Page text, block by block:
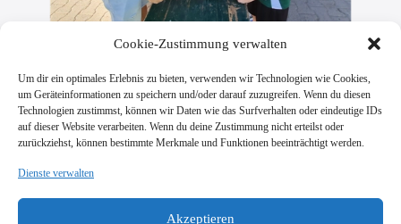
Cookie-Zustimmung verwalten
Um dir ein optimales Erlebnis zu bieten, verwenden wir Technologien wie Cookies,
um Geräteinformationen zu speichern und/oder darauf zuzugreifen. Wenn du diesen
Technologien zustimmst, können wir Daten wie das Surfverhalten oder eindeutige IDs
auf dieser Website verarbeiten. Wenn du deine Zustimmung nicht erteilst oder
zurückziehst, können bestimmte Merkmale und Funktionen beeinträchtigt werden.
Dienste verwalten
Akzeptieren
SV Viktoria Klein-Zimmern 1945 e.V.